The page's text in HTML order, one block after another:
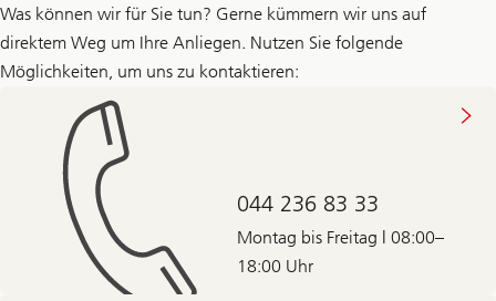
Was können wir für Sie tun? Gerne kümmern wir uns auf
direktem Weg um Ihre Anliegen. Nutzen Sie folgende
Möglichkeiten, um uns zu kontaktieren:
044 236 83 33
Montag bis Freitag | 08:00–
18:00 Uhr